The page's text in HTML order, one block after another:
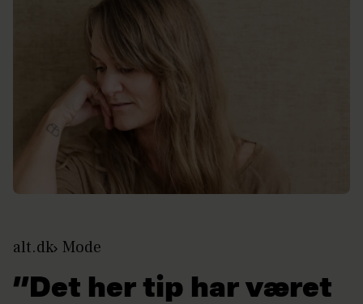
alt.dk Mode
”Det her tip har været